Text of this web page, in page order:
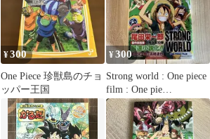
¥300
One Piece 珍獣島のチョ
ッパー王国
¥300
Strong world : One piece
film : One pie…